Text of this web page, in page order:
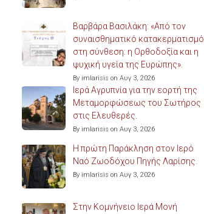
Βαρβάρα Βασιλάκη: «Από τον
συναισθηματικό κατακερματισμό
στη σύνθεση: η Ορθοδοξία και η
ψυχική υγεία της Ευρώπης».
By imlarisis on Αυγ 3, 2026
Ιερά Αγρυπνία για την εορτή της
Μεταμορφώσεως του Σωτήρος
στις Ελευθερές.
By imlarisis on Αυγ 3, 2026
Η πρώτη Παράκληση στον Ιερό
Ναό Ζωοδόχου Πηγής Λαρίσης.
By imlarisis on Αυγ 3, 2026
Στην Κομνήνειο Ιερά Μονή